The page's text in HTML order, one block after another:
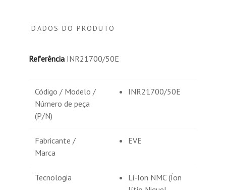
DADOS DO PRODUTO
Referência INR21700/50E
Código / Modelo /
Número de peça
(P/N)
INR21700/50E
Fabricante /
Marca
EVE
Tecnologia
Li-Ion NMC (Íon